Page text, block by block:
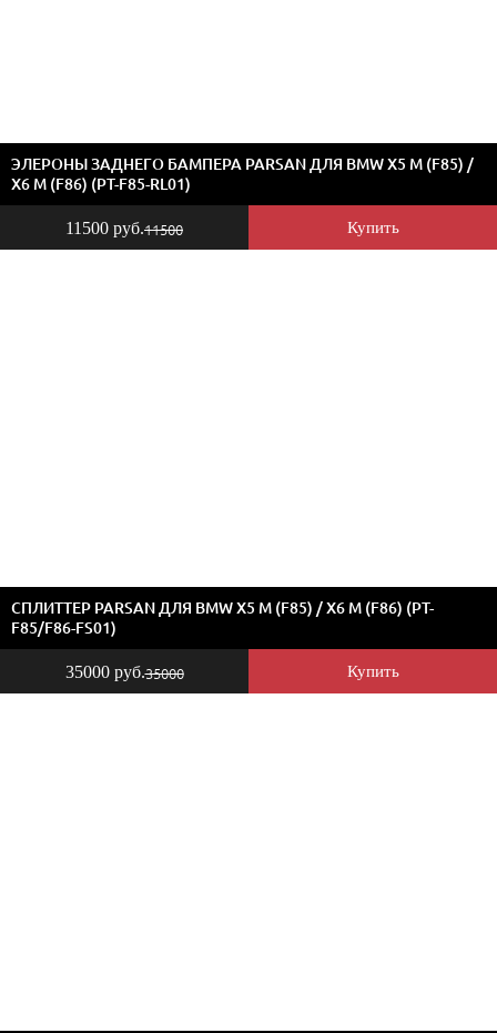
11500 руб.11500 Купить
ЭЛЕРОНЫ ЗАДНЕГО БАМПЕРА PARSAN ДЛЯ BMW X5 M (F85) /
X6 M (F86) (PT-F85-RL01)
35000 руб.35000 Купить
СПЛИТТЕР PARSAN ДЛЯ BMW X5 M (F85) / X6 M (F86) (PT-
F85/F86-FS01)